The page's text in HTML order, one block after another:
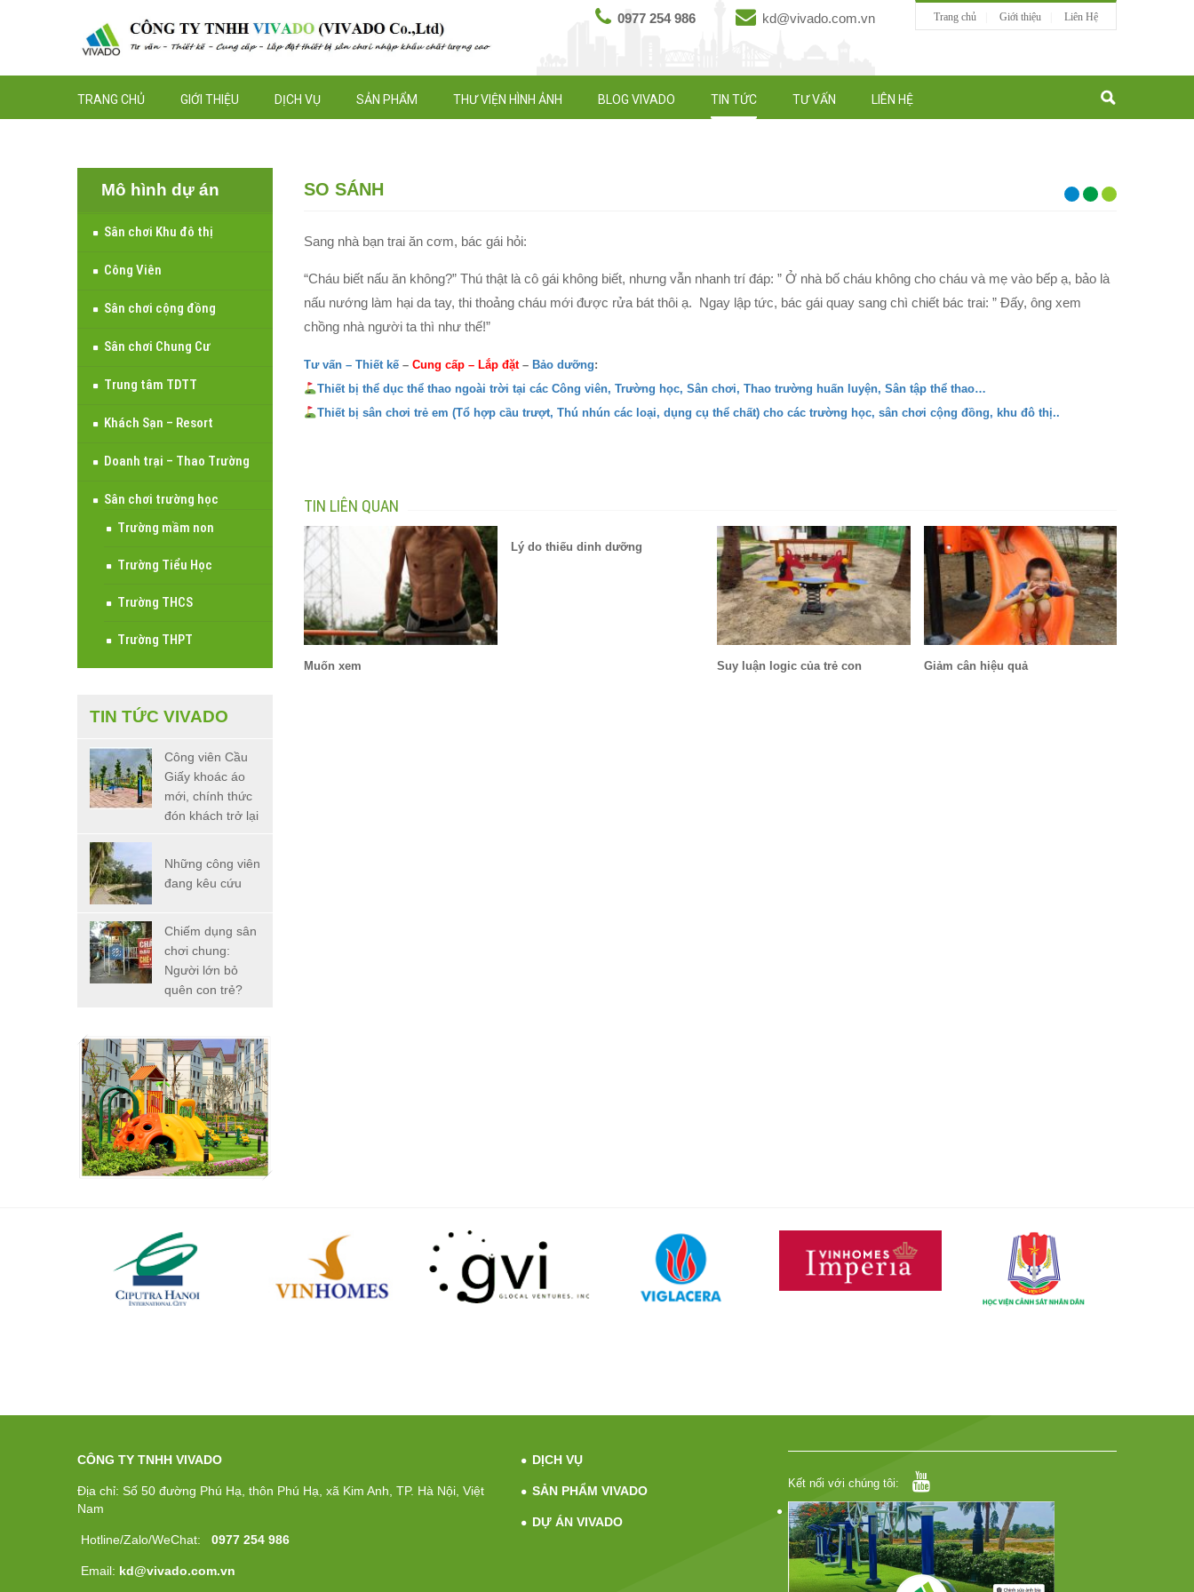
Trang chủ Giới thiệu Liên Hệ
0977 254 986 kd@vivado.com.vn
TRANG CHỦ GIỚI THIỆU DỊCH VỤ SẢN PHẨM THƯ VIỆN HÌNH ẢNH BLOG VIVADO TIN TỨC TƯ VẤN LIÊN HỆ
Mô hình dự án
Sân chơi Khu đô thị
Công Viên
Sân chơi cộng đồng
Sân chơi Chung Cư
Trung tâm TDTT
Khách Sạn – Resort
Doanh trại – Thao Trường
Sân chơi trường học
Trường mầm non
Trường Tiểu Học
Trường THCS
Trường THPT
TIN TỨC VIVADO
Công viên Cầu
Giấy khoác áo
mới, chính thức
đón khách trở lại
Những công viên
đang kêu cứu
Chiếm dụng sân
chơi chung:
Người lớn bỏ
quên con trẻ?
SO SÁNH
Sang nhà bạn trai ăn cơm, bác gái hỏi:
“Cháu biết nấu ăn không?” Thú thật là cô gái không biết, nhưng vẫn nhanh trí đáp: ” Ở nhà bố cháu không cho cháu và mẹ vào bếp ạ, bảo là
nấu nướng làm hại da tay, thi thoảng cháu mới được rửa bát thôi ạ. Ngay lập tức, bác gái quay sang chì chiết bác trai: ” Đấy, ông xem
chồng nhà người ta thì như thế!”
Tư vấn – Thiết kế – Cung cấp – Lắp đặt– Bảo dưỡng:
Thiết bị thể dục thể thao ngoài trời tại các Công viên, Trường học, Sân chơi, Thao trường huấn luyện, Sân tập thể thao…
Thiết bị sân chơi trẻ em (Tổ hợp cầu trượt, Thú nhún các loại, dụng cụ thể chất) cho các trường học, sân chơi cộng đồng, khu đô thị..
TIN LIÊN QUAN
Muốn xem
Lý do thiếu dinh dưỡng
Suy luận logic của trẻ con Giảm cân hiệu quả
CÔNG TY TNHH VIVADO
Địa chỉ: Số 50 đường Phú Hạ, thôn Phú Hạ, xã Kim Anh, TP. Hà Nội, Việt
Nam
Hotline/Zalo/WeChat: 0977 254 986
Email: kd@vivado.com.vn
DỊCH VỤ
SẢN PHẨM VIVADO
DỰ ÁN VIVADO
Kết nối với chúng tôi: